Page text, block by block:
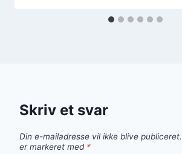
Skriv et svar
Din e-mailadresse vil ikke blive publiceret.
er markeret med *